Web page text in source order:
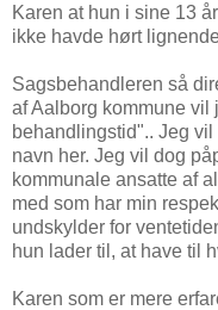
Karen at hun i sine 13
ikke havde hørt
Sagsbehandleren så
af Aalborg kommune
behandlingstid".. Jeg
navn her. Jeg vil dog
kommunale ansatte af
med som har min
undskylder for
hun lader til, at have til
Karen som er mere